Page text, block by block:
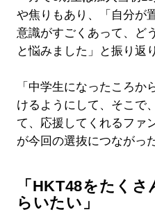
や焦りもあり、「自分が
意識がすごくあって、ど
と悩みました」と振り返
「中学生になったころ
けるようにして、そこで
て、応援してくれるファ
が今回の選抜につながっ
「HKT48をたく
らいたい」